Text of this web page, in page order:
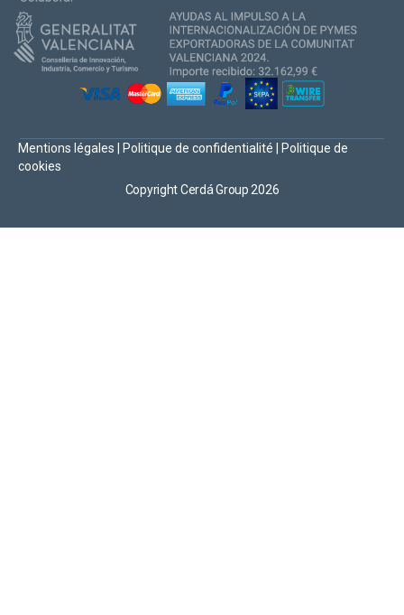
Copyright Cerdá Group 2026
Mentions légales Politique de confidentialité
Politique de
cookies